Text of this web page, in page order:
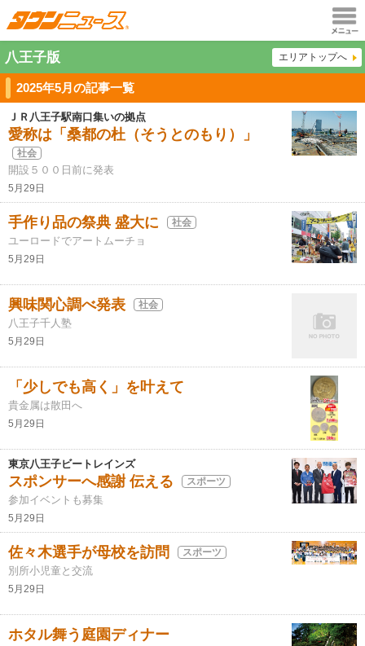
メニュ
ー
八王子版 エリアトップへ
2025年5月の記事一覧
ＪＲ八王子駅南口集いの拠点
愛称は「桑都の杜（そうとのもり）」
社会
開設５００日前に発表
5月29日
手作り品の祭典 盛大に 社会
ユーロードでアートムーチョ
5月29日
興味関心調べ発表 社会
八王子千人塾
5月29日
「少しでも高く」を叶えて
貴金属は散田へ
5月29日
東京八王子ビートレインズ
スポンサーへ感謝 伝える スポーツ
参加イベントも募集
5月29日
佐々木選手が母校を訪問 スポーツ
別所小児童と交流
5月29日
ホタル舞う庭園ディナー